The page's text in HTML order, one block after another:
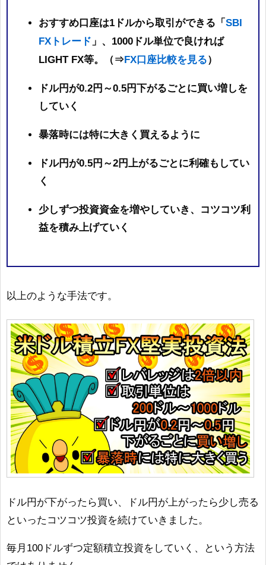
おすすめ口座は1ドルから取引ができる「SBI
FXトレード 」、1000ドル単位で良ければ
LIGHT FX等。（⇒FX口座比較を見る）
ドル円が0.2円～0.5円下がるごとに買い増しを
していく
暴落時には特に大きく買えるように
ドル円が0.5円～2円上がるごとに利確もしてい
く
少しずつ投資資金を増やしていき、コツコツ利
益を積み上げていく
以上のような手法です。
ドル円が下がったら買い、ドル円が上がったら少し売る
といったコツコツ投資を続けていきました。
毎月100ドルずつ定額積立投資をしていく、という方法